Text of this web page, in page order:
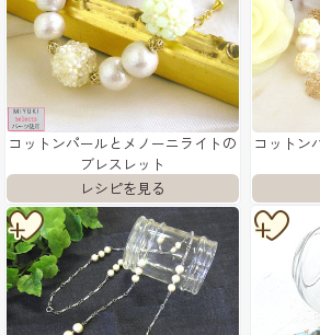
コットンパールとメノーニライトの
ブレスレット
コットン